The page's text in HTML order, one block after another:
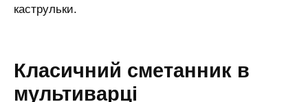
каструльки.
Класичний сметанник в
мультиварці